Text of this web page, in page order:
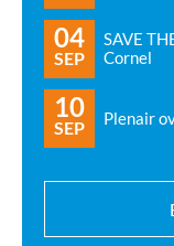
04
SEP
SAVE
Cornel
10
SEP Plenair